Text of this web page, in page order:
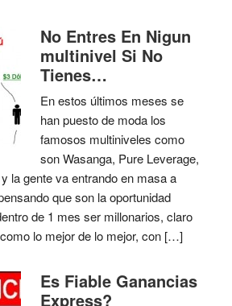
No Entres En Nigun
multinivel Si No
Tienes…
En estos últimos meses se
han puesto de moda los
famosos multiniveles como
son Wasanga, Pure Leverage,
la gente va entrando en masa a
que son la oportunidad
de 1 mes ser millonarios, claro
lo mejor de lo mejor, con […]
Es Fiable Ganancias
Express?